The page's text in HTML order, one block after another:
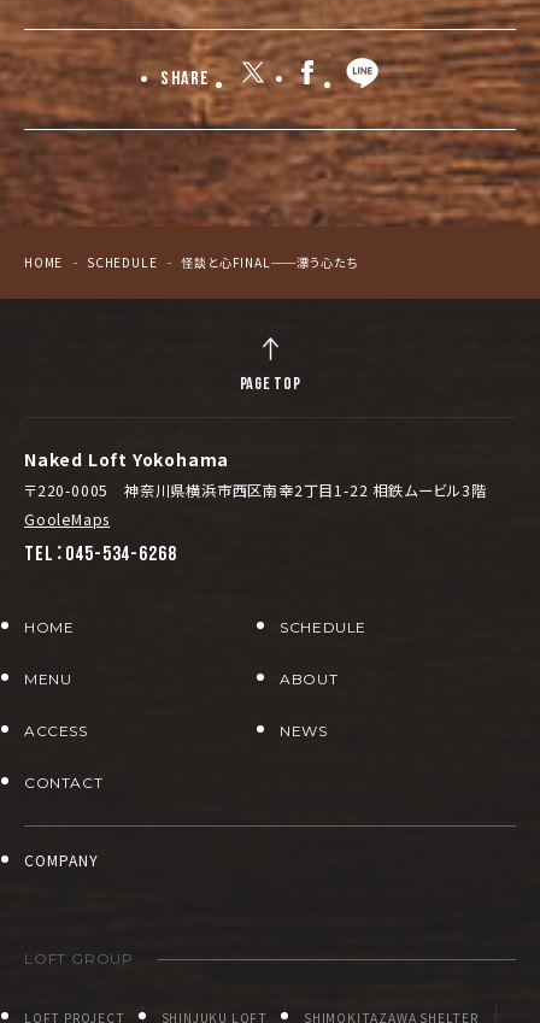
Share
HOME SCHEDULE 怪談と心FINAL──漂う心たち
Naked Loft Yokohama
〒220-0005 神奈川県横浜市西区南幸2丁目1-22 相鉄ムービル3階
GooleMaps
TEL：045-534-6268
HOME SCHEDULE
MENU ABOUT
ACCESS NEWS
CONTACT
COMPANY
LOFT GROUP
LOFT PROJECT SHINJUKU LOFT SHIMOKITAZAWA SHELTER
PAGE TOP